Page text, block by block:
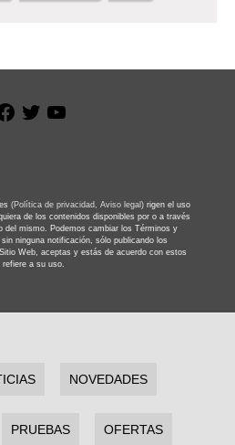
Facebook
Twitter
(Política de privacidad, Aviso legal) rigen el uso
de los contenidos disponibles por o a través
del mismo. Podemos cambiar los Términos y
ninguna notificación, sólo publicando los
Web, aceptas y estás de acuerdo con estos
a su uso.
NOVEDADES
PRUEBAS OFERTAS